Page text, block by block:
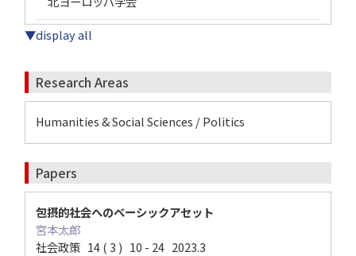
▼display all
Research Areas
Humanities & Social Sciences / Politics
Papers
包摂的社会へのベーシックアセット
宮本太郎
社会政策 14 ( 3 ) 10 - 24 2023.3